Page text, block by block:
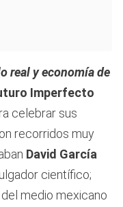
real y economía de
Imperfecto
celebrar sus
recorridos muy
David García
científico;
medio mexicano